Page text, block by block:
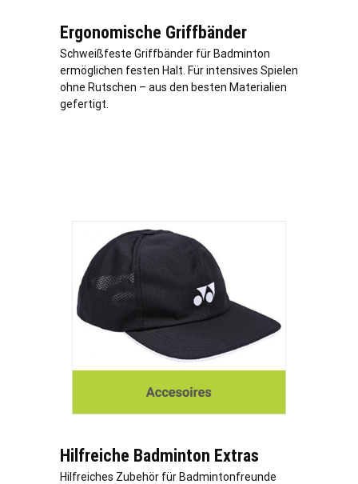
Ergonomische Griffbänder
Schweißfeste Griffbänder für Badminton
ermöglichen festen Halt. Für intensives Spielen
ohne Rutschen – aus den besten Materialien
gefertigt.
Hilfreiche Badminton Extras
Hilfreiches Zubehör für Badmintonfreunde